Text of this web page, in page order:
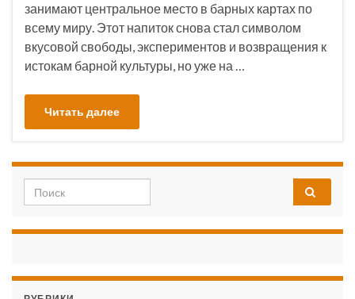
занимают центральное место в барных картах по
всему миру. Этот напиток снова стал символом
вкусовой свободы, экспериментов и возвращения к
истокам барной культуры, но уже на …
Читать далее
Search for: